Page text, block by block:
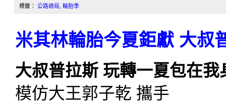
標籤： 公路總局 輪胎季
米其林輪胎今夏鉅獻 大叔
大叔普拉斯 玩轉一夏包在我
模仿大王郭子乾 攜手